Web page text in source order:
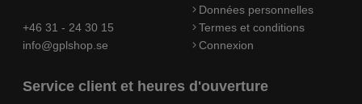
+46 31 - 24 30 15
info@gplshop.se
Données personnelles
Termes et conditions
Connexion
Service client et heures d'ouverture